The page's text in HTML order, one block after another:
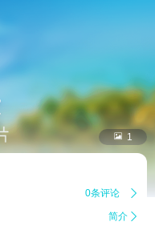
 1
0条评论 
简介 